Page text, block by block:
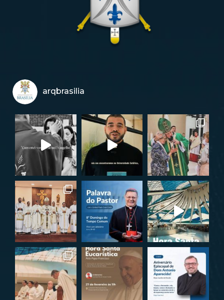
arqbrasilia